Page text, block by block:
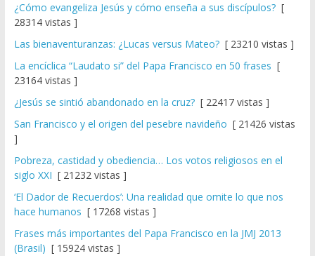
¿Cómo evangeliza Jesús y cómo enseña a sus discípulos?[
28314 vistas ]
Las bienaventuranzas: ¿Lucas versus Mateo?[ 23210 vistas ]
La encíclica “Laudato si” del Papa Francisco en 50 frases [
23164 vistas ]
¿Jesús se sintió abandonado en la cruz?[ 22417 vistas ]
San Francisco y el origen del pesebre navideño [ 21426 vistas
]
Pobreza, castidad y obediencia… Los votos religiosos en el
siglo XXI [ 21232 vistas ]
‘El Dador de Recuerdos’: Una realidad que omite lo que nos
hace humanos [ 17268 vistas ]
Frases más importantes del Papa Francisco en la JMJ 2013
(Brasil) [ 15924 vistas ]